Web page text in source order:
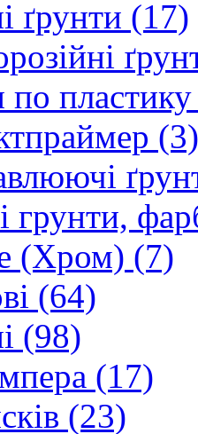
ґрунти (17)
по
(3)
грунти,
(Хром) (7)
(64)
(98)
(17)
(23)